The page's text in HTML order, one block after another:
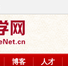
博客 人才